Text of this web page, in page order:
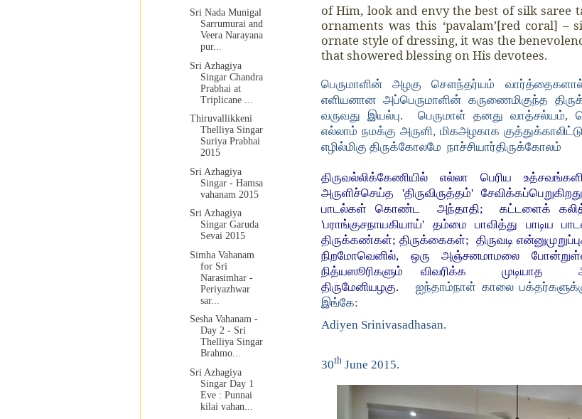
of Him, look and envy the best of silk
ornaments was this ‘pavalam’[red coral]
ornate style of dressing, it was the
that showered blessing on His devotees.
பெருமாளின் அழகு சௌந்தர்யம் வார்த்தைகளால்
எளியனான அப்பெருமாளின் கருணைமிகுந்த
வருவது இயல்பு. பெருமாள் தனது
எல்லாம் நமக்கு அருளி, மிகஅழகாக
எழில்மிகு திருக்கோலமே நாச்சியார்திருக்கோலம்
திருவல்லிக்கேணியில் எல்லா பெரிய
அருளிச்செய்த 'திருவிருத்தம்'
பாடல்கள் கொண்ட அந்தாதி; கட்டளைக்
'பராங்குசநாயகியாய்' தம்மை பாவித்து பாடிய
திருக்கண்கள்; திருக்கைகள்; திருவடி
நிறமோவெனில், ஒரு அஞ்சனமாமலை
நித்யஸூரிகளும் விவரிக்க முடியாத
திருமேனியழகு. ஐந்தாம்நாள் காலை
இங்கே:
Adiyen Srinivasadhasan.
30th June 2015.
Sri Nada Munigal
Sarrumurai and
Veera Narayana
pur...
Sri Azhagiya
Singar Chandra
Prabhai at
Triplicane ...
Thiruvallikkeni
Thelliya Singar
Suriya Prabhai
2015
Sri Azhagiya
Singar - Hamsa
vahanam 2015
Sri Azhagiya
Singar Garuda
Sevai 2015
Simha Vahanam
for Sri
Narasimhar -
Periyazhwar
sar...
Sesha Vahanam -
Day 2 - Sri
Thelliya Singar
Brahmo...
Sri Azhagiya
Singar Day 1
Eve : Punnai
kilai vahan...